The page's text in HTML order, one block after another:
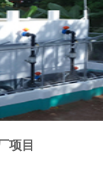
项目